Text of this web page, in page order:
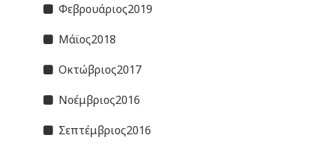
Φεβρουάριος2019
Μάϊος2018
Οκτώβριος2017
Νοέμβριος2016
Σεπτέμβριος2016